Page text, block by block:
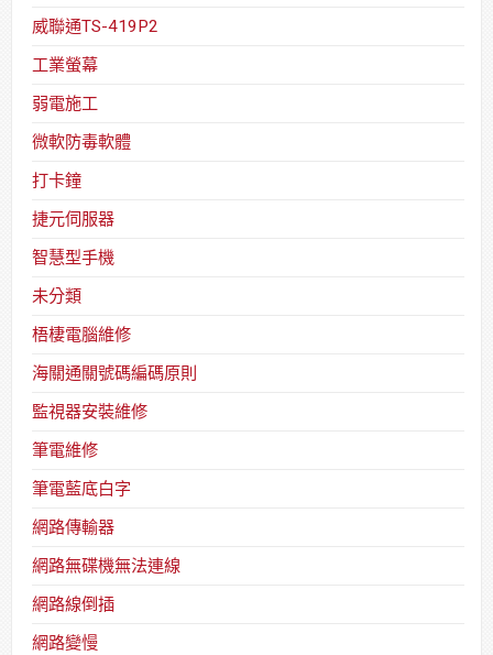
威聯通TS-419P2
工業螢幕
弱電施工
微軟防毒軟體
打卡鐘
捷元伺服器
智慧型手機
未分類
梧棲電腦維修
海關通關號碼編碼原則
監視器安裝維修
筆電維修
筆電藍底白字
網路傳輸器
網路無碟機無法連線
網路線倒插
網路變慢